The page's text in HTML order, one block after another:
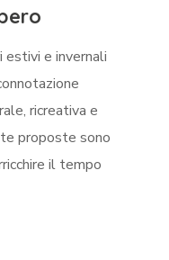
estivi e invernali
ricreativa e
proposte sono
il tempo